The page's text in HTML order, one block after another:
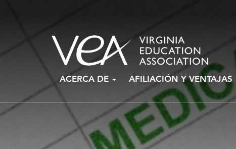
al ACERCA DE AFILIACIÓN Y VENTAJAS